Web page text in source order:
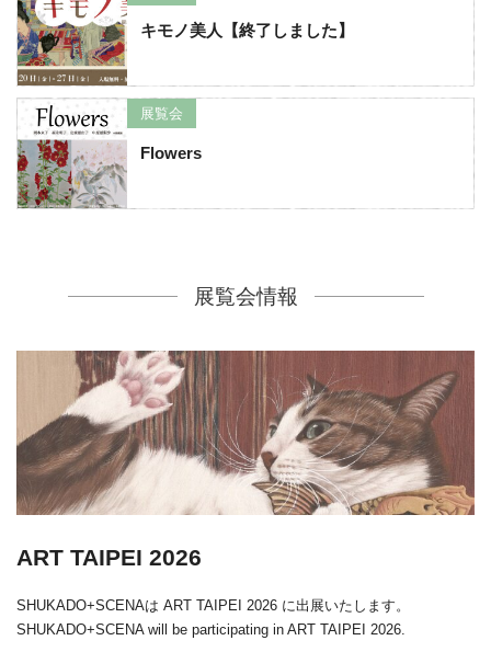
キモノ美人【終了しました】
展覧会
Flowers
展覧会情報
ART TAIPEI 2026
SHUKADO+SCENAは ART TAIPEI 2026 に出展いたします。
SHUKADO+SCENA will be participating in ART TAIPEI 2026.